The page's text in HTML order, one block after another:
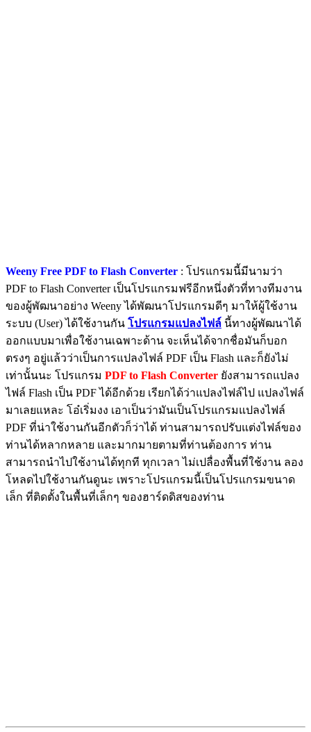
Weeny Free PDF to Flash Converter : โปรแกรมนี้มีนามว่า
PDF to Flash Converter เป็นโปรแกรมฟรีอีกหนึ่งตัวที่ทางทีมงาน
ของผู้พัฒนาอย่าง Weeny ได้พัฒนาโปรแกรมดีๆ มาให้ผู้ใช้งาน
ระบบ (User) ได้ใช้งานกัน โปรแกรมแปลงไฟล์ นี้ทางผู้พัฒนาได้
ออกแบบมาเพื่อใช้งานเฉพาะด้าน จะเห็นได้จากชื่อมันก็บอก
ตรงๆ อยู่แล้วว่าเป็นการแปลงไฟล์ PDF เป็น Flash และก็ยังไม่
เท่านั้นนะ โปรแกรม PDF to Flash Converter ยังสามารถแปลง
ไฟล์ Flash เป็น PDF ได้อีกด้วย เรียกได้ว่าแปลงไฟล์ไป แปลงไฟล์
มาเลยแหละ โอ๋เริ่มงง เอาเป็นว่ามันเป็นโปรแกรมแปลงไฟล์
PDF ที่น่าใช้งานกันอีกตัวก็ว่าได้ ท่านสามารถปรับแต่งไฟล์ของ
ท่านได้หลากหลาย และมากมายตามที่ท่านต้องการ ท่าน
สามารถนำไปใช้งานได้ทุกที ทุกเวลา ไม่เปลื่องพื้นที่ใช้งาน ลอง
โหลดไปใช้งานกันดูนะ เพราะโปรแกรมนี้เป็นโปรแกรมขนาด
เล็ก ที่ติดตั้งในพื้นที่เล็กๆ ของฮาร์ดดิสของท่าน